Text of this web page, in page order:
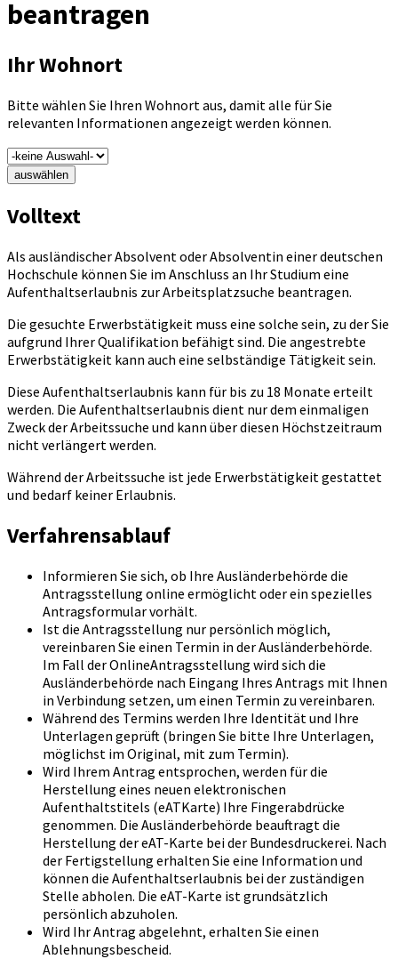
beantragen
Ihr Wohnort
Bitte wählen Sie Ihren Wohnort aus, damit alle für Sie
relevanten Informationen angezeigt werden können.
auswählen
Volltext
Als ausländischer Absolvent oder Absolventin einer deutschen
Hochschule können Sie im Anschluss an Ihr Studium eine
Aufenthaltserlaubnis zur Arbeitsplatzsuche beantragen.
Die gesuchte Erwerbstätigkeit muss eine solche sein, zu der Sie
aufgrund Ihrer Qualifikation befähigt sind. Die angestrebte
Erwerbstätigkeit kann auch eine selbständige Tätigkeit sein.
Diese Aufenthaltserlaubnis kann für bis zu 18 Monate erteilt
werden. Die Aufenthaltserlaubnis dient nur dem einmaligen
Zweck der Arbeitssuche und kann über diesen Höchstzeitraum
nicht verlängert werden.
Während der Arbeitssuche ist jede Erwerbstätigkeit gestattet
und bedarf keiner Erlaubnis.
Verfahrensablauf
Informieren Sie sich, ob Ihre Ausländerbehörde die
Antragsstellung online ermöglicht oder ein spezielles
Antragsformular vorhält.
Ist die Antragsstellung nur persönlich möglich,
vereinbaren Sie einen Termin in der Ausländerbehörde.
Im Fall der OnlineAntragsstellung wird sich die
Ausländerbehörde nach Eingang Ihres Antrags mit Ihnen
in Verbindung setzen, um einen Termin zu vereinbaren.
Während des Termins werden Ihre Identität und Ihre
Unterlagen geprüft (bringen Sie bitte Ihre Unterlagen,
möglichst im Original, mit zum Termin).
Wird Ihrem Antrag entsprochen, werden für die
Herstellung eines neuen elektronischen
Aufenthaltstitels (eATKarte) Ihre Fingerabdrücke
genommen. Die Ausländerbehörde beauftragt die
Herstellung der eAT-Karte bei der Bundesdruckerei. Nach
der Fertigstellung erhalten Sie eine Information und
können die Aufenthaltserlaubnis bei der zuständigen
Stelle abholen. Die eAT-Karte ist grundsätzlich
persönlich abzuholen.
Wird Ihr Antrag abgelehnt, erhalten Sie einen
Ablehnungsbescheid.